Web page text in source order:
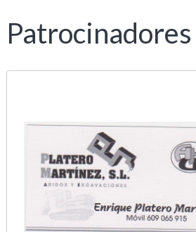
Patrocinadores